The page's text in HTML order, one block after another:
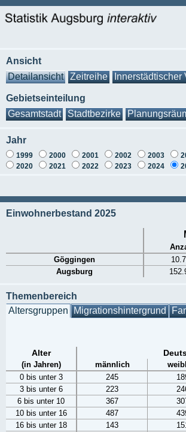
Ansicht
Detailansicht
Zeitreihe Innerstädtischer
Gebietseinteilung
Gesamtstadt
Stadtbezirke
Jahr
1999 2000 2001 2002 2003
2020
2021 2022 2023 2024
Einwohnerbestand 2025
Göggingen
Augsburg
Themenbereich
Altersgruppen Migrationshintergrund
Alter
(in Jahren) männlich
0 bis unter 3
245
3 bis unter 6
223
6 bis unter 10
367
10 bis unter 16
487
16 bis unter 18
143